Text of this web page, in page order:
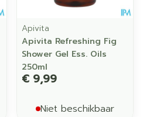
Apivita
Apivita Refreshing Fig
Shower Gel Ess. Oils
250ml
€ 9,99
Niet beschikbaar